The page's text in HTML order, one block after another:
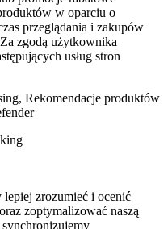
w oparciu o
przeglądania i zakupów
zgodą użytkownika
usług stron
Rekomendacje produktów
lepiej zrozumieć i ocenić
zoptymalizować naszą